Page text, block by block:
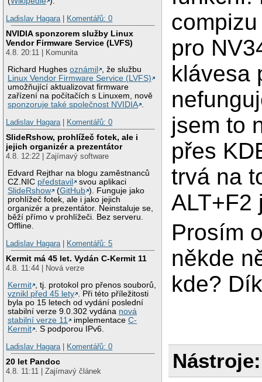
Ladislav Hagara
Komentářů: 0
NVIDIA sponzorem služby Linux
Vendor Firmware Service (LVFS)
4.8. 20:11 | Komunita
Richard Hughesoznámil
, že službu
Linux Vendor Firmware Service (LVFS)
umožňující aktualizovat firmware
zařízení na počítačích s Linuxem, nově
sponzoruje také společnost NVIDIA .
Ladislav Hagara | Komentářů: 0
SlideRshow, prohlížeč fotek, ale i
jejich organizér a prezentátor
4.8. 12:22 | Zajímavý software
Edvard Rejthar na blogu zaměstnanců
CZ.NIC představil
svou aplikaci
SlideRshow
(GitHub ). Funguje jako
prohlížeč fotek, ale i jako jejich
organizér a prezentátor. Neinstaluje se,
běží přímo v prohlížeči. Bez serveru.
Offline.
Ladislav Hagara | Komentářů: 5
Kermit má 45 let. Vydán C-Kermit 11
4.8. 11:44 | Nová verze
Kermit , tj. protokol pro přenos souborů,
vznikl před 45 lety . Při této příležitosti
byla po 15 letech od vydání poslední
stabilní verze 9.0.302 vydána nová
stabilní verze 11
implementaceC-
Kermit . S podporou IPv6.
Ladislav Hagara | Komentářů: 0
20 let Pandoc
4.8. 11:11 | Zajímavý článek
pro
klávesa
jsem to
přes
trvá na
ALT+F2
Prosím
někde
kde?
Nástroje: